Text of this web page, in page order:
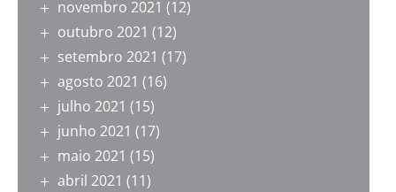
novembro 2021 (12)
outubro 2021 (12)
setembro 2021 (17)
agosto 2021 (16)
julho 2021 (15)
junho 2021 (17)
maio 2021 (15)
abril 2021 (11)